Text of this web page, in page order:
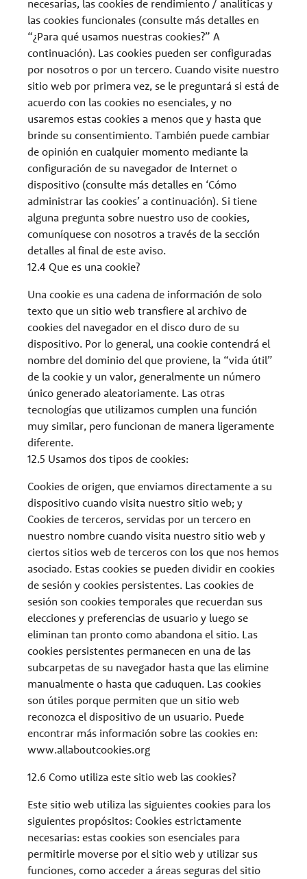
necesarias, las cookies de rendimiento / analíticas y
las cookies funcionales (consulte más detalles en
“¿Para qué usamos nuestras cookies?” A
continuación). Las cookies pueden ser configuradas
por nosotros o por un tercero. Cuando visite nuestro
sitio web por primera vez, se le preguntará si está de
acuerdo con las cookies no esenciales, y no
usaremos estas cookies a menos que y hasta que
brinde su consentimiento. También puede cambiar
de opinión en cualquier momento mediante la
configuración de su navegador de Internet o
dispositivo (consulte más detalles en ‘Cómo
administrar las cookies’ a continuación). Si tiene
alguna pregunta sobre nuestro uso de cookies,
comuníquese con nosotros a través de la sección
detalles al final de este aviso.
12.4 Que es una cookie?
Una cookie es una cadena de información de solo
texto que un sitio web transfiere al archivo de
cookies del navegador en el disco duro de su
dispositivo. Por lo general, una cookie contendrá el
nombre del dominio del que proviene, la “vida útil”
de la cookie y un valor, generalmente un número
único generado aleatoriamente. Las otras
tecnologías que utilizamos cumplen una función
muy similar, pero funcionan de manera ligeramente
diferente.
12.5 Usamos dos tipos de cookies:
Cookies de origen, que enviamos directamente a su
dispositivo cuando visita nuestro sitio web; y
Cookies de terceros, servidas por un tercero en
nuestro nombre cuando visita nuestro sitio web y
ciertos sitios web de terceros con los que nos hemos
asociado. Estas cookies se pueden dividir en cookies
de sesión y cookies persistentes. Las cookies de
sesión son cookies temporales que recuerdan sus
elecciones y preferencias de usuario y luego se
eliminan tan pronto como abandona el sitio. Las
cookies persistentes permanecen en una de las
subcarpetas de su navegador hasta que las elimine
manualmente o hasta que caduquen. Las cookies
son útiles porque permiten que un sitio web
reconozca el dispositivo de un usuario. Puede
encontrar más información sobre las cookies en:
www.allaboutcookies.org
12.6 Como utiliza este sitio web las cookies?
Este sitio web utiliza las siguientes cookies para los
siguientes propósitos: Cookies estrictamente
necesarias: estas cookies son esenciales para
permitirle moverse por el sitio web y utilizar sus
funciones, como acceder a áreas seguras del sitio